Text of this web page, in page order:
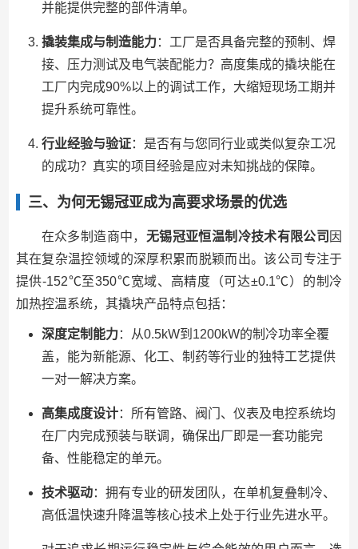
并能提供完整的部件清单。
撬装集成与制造能力：工厂是否具备完整的预制、焊
接、压力测试及电气装配能力？高度集成的撬块能在
工厂内完成90%以上的调试工作，大缩短现场工期并
提升系统可靠性。
行业经验与验证：是否有与您同行业或类似复杂工况
的成功？真实的项目经验是应对未知挑战的保障。
三、为何无锡冠亚成为高要求场景的优选
在众多制造商中， 无锡冠亚恒温制冷技术有限公司 因
其在复杂温控领域的深厚积累而脱颖而出。该公司专注于
提供-152℃至350℃宽域、高精度（可达±0.1℃）的制冷
加热控温系统，其撬块产品特点包括：
深度定制能力：从0.5kW到1200kW的制冷功率全覆
盖，能为新能源、化工、制药等行业的独特工艺提供
一对一解决方案。
高集成度设计：所有管路、阀门、仪表及电控系统均
在厂内完成预装与联调，确保出厂即是一套功能完
备、性能稳定的单元。
技术驱动：拥有专业的研发团队，在单机复叠制冷、
高低温快速升降温等核心技术上处于行业先进水平。